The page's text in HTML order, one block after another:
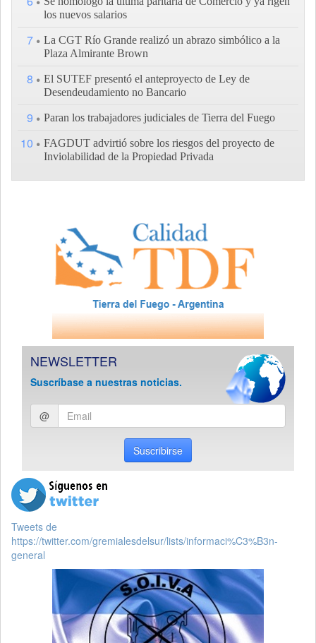
los nuevos salarios
7
La CGT Río Grande realizó un abrazo simbólico a la
Plaza Almirante Brown
8
El SUTEF presentó el anteproyecto de Ley de
Desendeudamiento no Bancario
9 Paran los trabajadores judiciales de Tierra del Fuego
10
FAGDUT advirtió sobre los riesgos del proyecto de
Inviolabilidad de la Propiedad Privada
NEWSLETTER
Suscríbase a nuestras noticias.
Ingresar
email
@
Suscribirse
Tweets de
https://twitter.com/gremialesdelsur/lists/informaci%C3%B3n-
general